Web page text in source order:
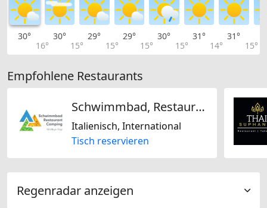
30°
16°
30°
15°
29°
15°
29°
15°
30°
15°
31°
14°
31°
15°
Empfohlene Restaurants
Schwimmbad, Restaurant, Camping Mühleye Visp
Italienisch, International
Tisch reservieren
Regenradar anzeigen